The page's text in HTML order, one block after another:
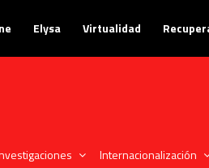
Elysa Virtualidad
Internacionalización